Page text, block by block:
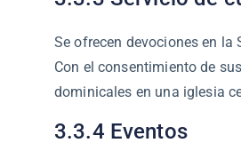
Se ofrecen devociones en
Con el consentimiento de
dominicales en una iglesia
3.3.4 Eventos